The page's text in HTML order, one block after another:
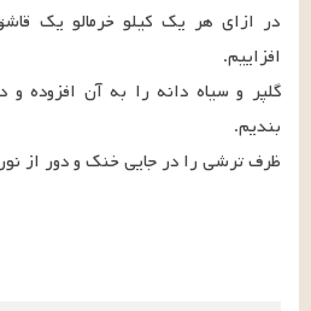
ظرف ترشی را در جایی خنک و دور از